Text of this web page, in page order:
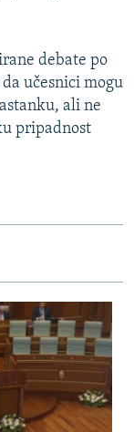
debate po
učesnici mogu
ali ne
pripadnost